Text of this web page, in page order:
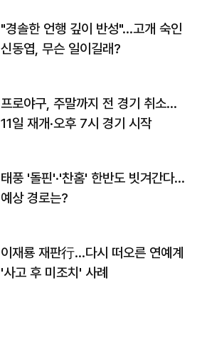
"경솔한 언행 깊이 반성"…고개 숙인
신동엽, 무슨 일이길래?
프로야구, 주말까지 전 경기 취소…
11일 재개·오후 7시 경기 시작
태풍 '돌핀'·'찬홈' 한반도 빗겨간다…
예상 경로는?
이재룡 재판行…다시 떠오른 연예계
'사고 후 미조치' 사례